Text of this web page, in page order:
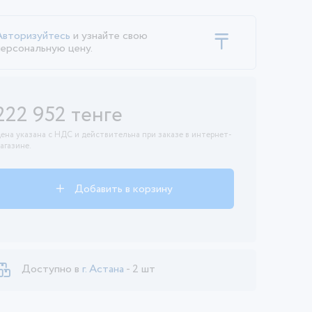
и узнайте свою
цену.
952 тенге
указана с НДС и действительна при заказе в интернет-
Добавить в корзину
Доступно в г. Астана - 2 шт